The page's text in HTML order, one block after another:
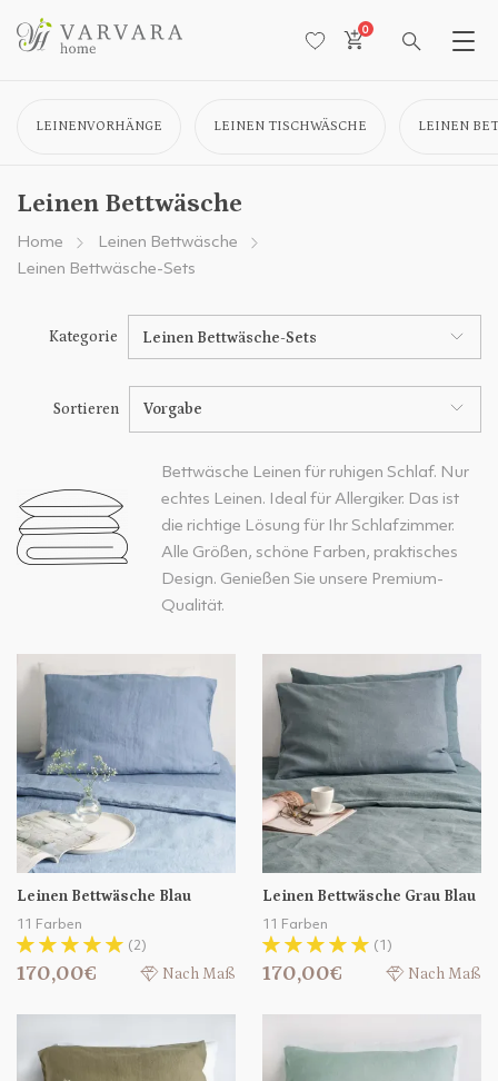
0
LEINENVORHÄNGE LEINEN TISCHWÄSCHE LEINEN
Leinen Bettwäsche
Home
Leinen Bettwäsche
Leinen Bettwäsche-Sets
Kategorie Leinen Bettwäsche-Sets
Sortieren Vorgabe
Bettwäsche Leinen für ruhigen Schlaf. Nur
echtes Leinen. Ideal für Allergiker. Das ist
die richtige Lösung für Ihr Schlafzimmer.
Alle Größen, schöne Farben, praktisches
Design. Genießen Sie unsere Premium-
Qualität.
Leinen Bettwäsche Blau
11 Farben
(2)
170,00€ Nach Maß
Leinen Bettwäsche Grau Blau
11 Farben
(1)
170,00€ Nach Maß